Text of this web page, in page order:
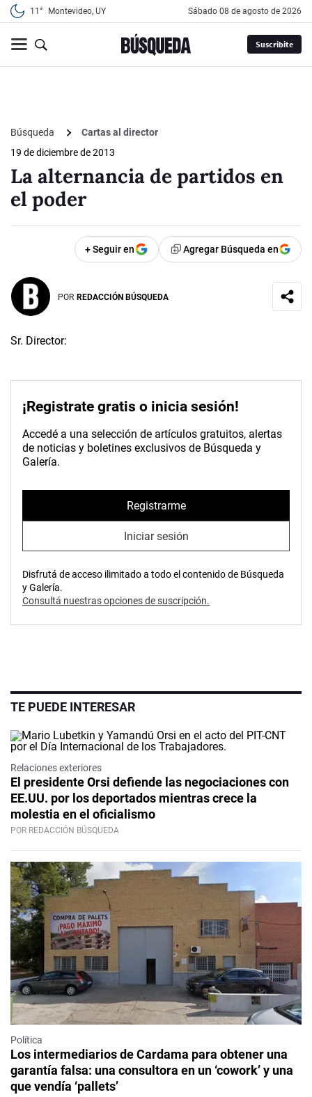
11° Montevideo, UY sábado 08 de agosto de 2026
Suscribite
Búsqueda
Cartas al director
19 de diciembre de 2013
La alternancia de partidos en
el poder
+ Seguir en Agregar Búsqueda en
POR REDACCIÓN BÚSQUEDA
Sr. Director:
¡Registrate gratis o inicia sesión!
Accedé a una selección de artículos gratuitos, alertas
de noticias y boletines exclusivos de Búsqueda y
Galería.
Registrarme
Iniciar sesión
Disfrutá de acceso ilimitado a todo el contenido de Búsqueda
y Galería.
Consultá nuestras opciones de suscripción.
TE PUEDE INTERESAR
Relaciones exteriores
El presidente Orsi defiende las negociaciones con
EE.UU. por los deportados mientras crece la
molestia en el oficialismo
POR REDACCIÓN BÚSQUEDA
Política
Los intermediarios de Cardama para obtener una
garantía falsa: una consultora en un ‘cowork’ y una
que vendía ‘pallets’